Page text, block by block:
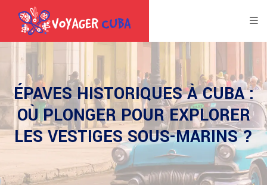
ÉPAVES HISTORIQUES À CUBA :
OÙ PLONGER POUR EXPLORER
LES VESTIGES SOUS-MARINS ?